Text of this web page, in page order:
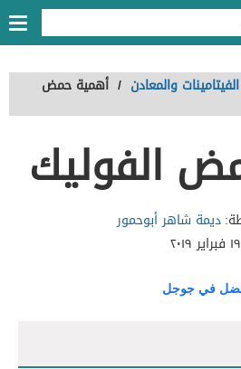
والمعادن / أهمية حمض
الفوليك
ديمة شاهر أبوحمور
في جوجل